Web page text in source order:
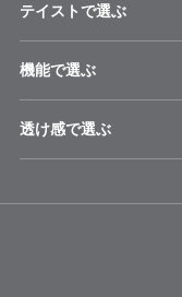
テイストで選ぶ
機能で選ぶ
透け感で選ぶ